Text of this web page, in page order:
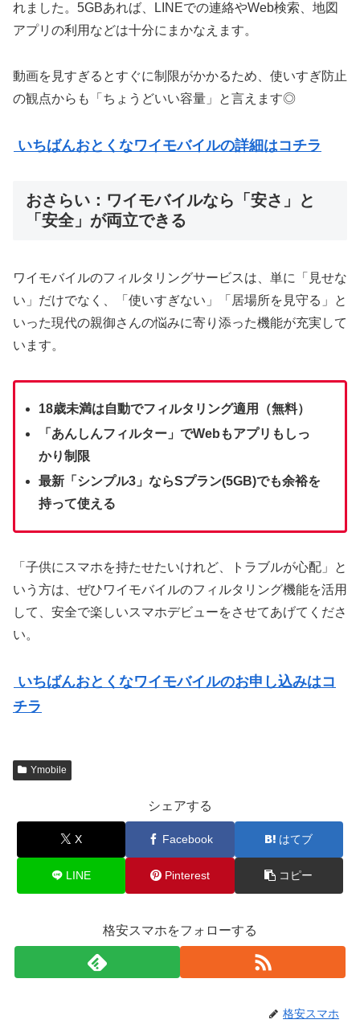
れました。5GBあれば、LINEでの連絡やWeb検索、地図
アプリの利用などは十分にまかなえます。
動画を見すぎるとすぐに制限がかかるため、使いすぎ防止
の観点からも「ちょうどいい容量」と言えます◎
いちばんおとくなワイモバイルの詳細はコチラ
おさらい：ワイモバイルなら「安さ」と
「安全」が両立できる
ワイモバイルのフィルタリングサービスは、単に「見せな
い」だけでなく、「使いすぎない」「居場所を見守る」と
いった現代の親御さんの悩みに寄り添った機能が充実して
います。
18歳未満は自動でフィルタリング適用（無料）
「あんしんフィルター」でWebもアプリもしっ
かり制限
最新「シンプル3」ならSプラン(5GB)でも余裕を
持って使える
「子供にスマホを持たせたいけれど、トラブルが心配」と
いう方は、ぜひワイモバイルのフィルタリング機能を活用
して、安全で楽しいスマホデビューをさせてあげてくださ
い。
いちばんおとくなワイモバイルのお申し込みはコ
チラ
Ymobile
シェアする
X Facebook はてブ
LINE Pinterest コピー
格安スマホをフォローする
格安スマホ